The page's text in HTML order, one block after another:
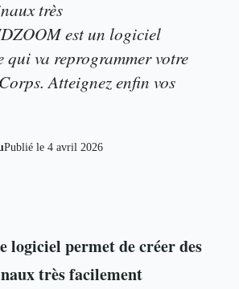
très
est un logiciel
va reprogrammer votre
Atteignez enfin vos
Publié le 4 avril 2026
logiciel permet de créer des
très facilement